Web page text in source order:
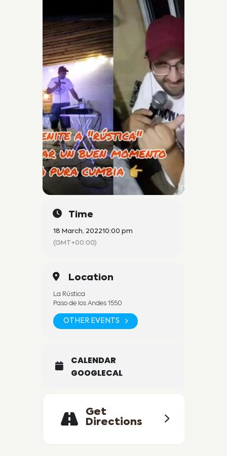
Time
18 March, 202210:00 pm
(GMT+00:00)
Location
La Rústica
Paso de los Andes 1550
OTHER EVENTS
CALENDAR
GOOGLECAL
Get
Directions